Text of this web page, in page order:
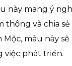
này mang ý
thông và chia
màu này
việc phát triển.